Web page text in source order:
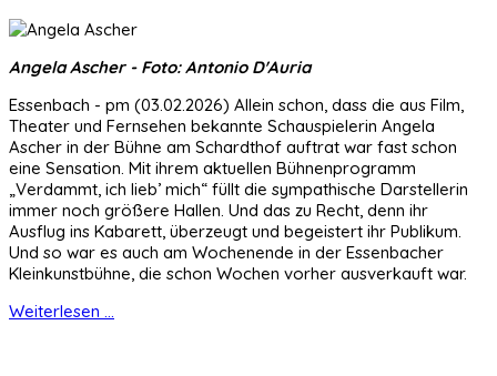
Angela Ascher - Foto: Antonio D'Auria
Essenbach - pm (03.02.2026) Allein schon, dass die aus Film,
Theater und Fernsehen bekannte Schauspielerin Angela
Ascher in der Bühne am Schardthof auftrat war fast schon
eine Sensation. Mit ihrem aktuellen Bühnenprogramm
„Verdammt, ich lieb’ mich“ füllt die sympathische Darstellerin
immer noch größere Hallen. Und das zu Recht, denn ihr
Ausflug ins Kabarett, überzeugt und begeistert ihr Publikum.
Und so war es auch am Wochenende in der Essenbacher
Kleinkunstbühne, die schon Wochen vorher ausverkauft war.
Weiterlesen ...